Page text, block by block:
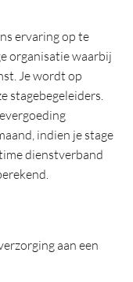
ervaring op te
organisatie waarbij
Je wordt op
stagebegeleiders.
indien je stage
dienstverband
aan een